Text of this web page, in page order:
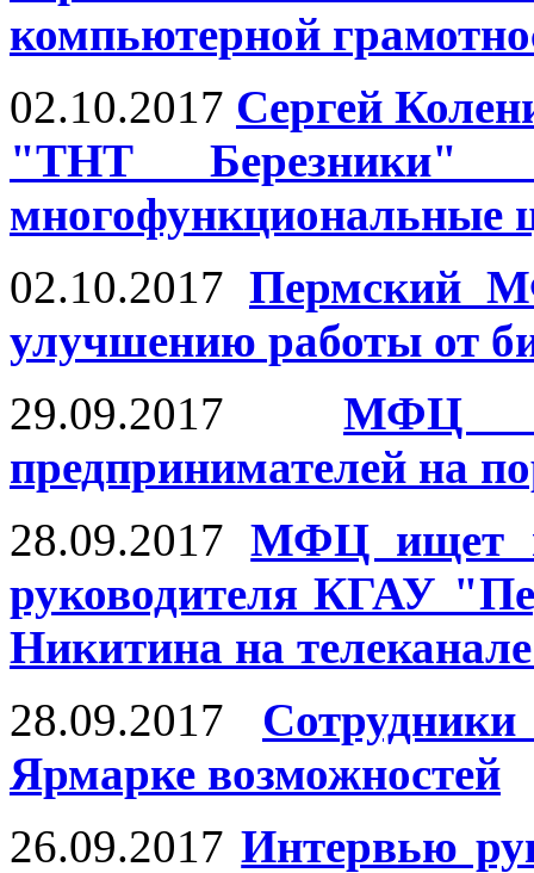
компьютерной
02.10.2017 Сергей
"ТНТ Березники"
многофункциональные
02.10.2017 Пермский
улучшению работы от
29.09.2017
МФЦ
предпринимателей на
28.09.2017 МФЦ ищет
руководителя КГАУ
Никитина на
28.09.2017
Ярмарке возможностей
26.09.2017 Интервью